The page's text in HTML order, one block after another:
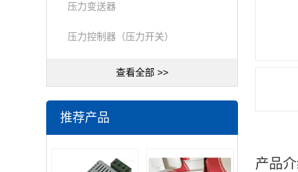
压力变送器
压力控制器（压力开关）
查看全部 >>
推荐产品
产品